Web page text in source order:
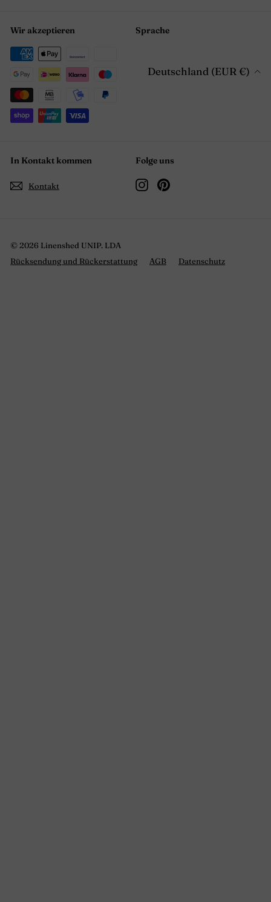
Wir akzeptieren Sprache
Deutschland (EUR €)
In Kontakt kommen
Kontakt
Folge uns
Instagram
© 2026 Linenshed UNIP. LDA
Rücksendung und Rückerstattung
AGB Datenschutz